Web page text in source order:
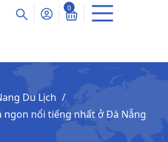
0
Du Lịch
ngon nổi tiếng nhất ở Đà Nẵng